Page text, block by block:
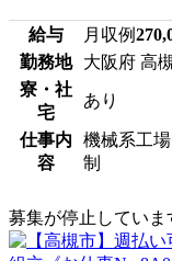
給与 月収例
勤務地
大阪府 高
寮・社
宅
あり
仕事内
容
機械系工
制
募集が停止していま